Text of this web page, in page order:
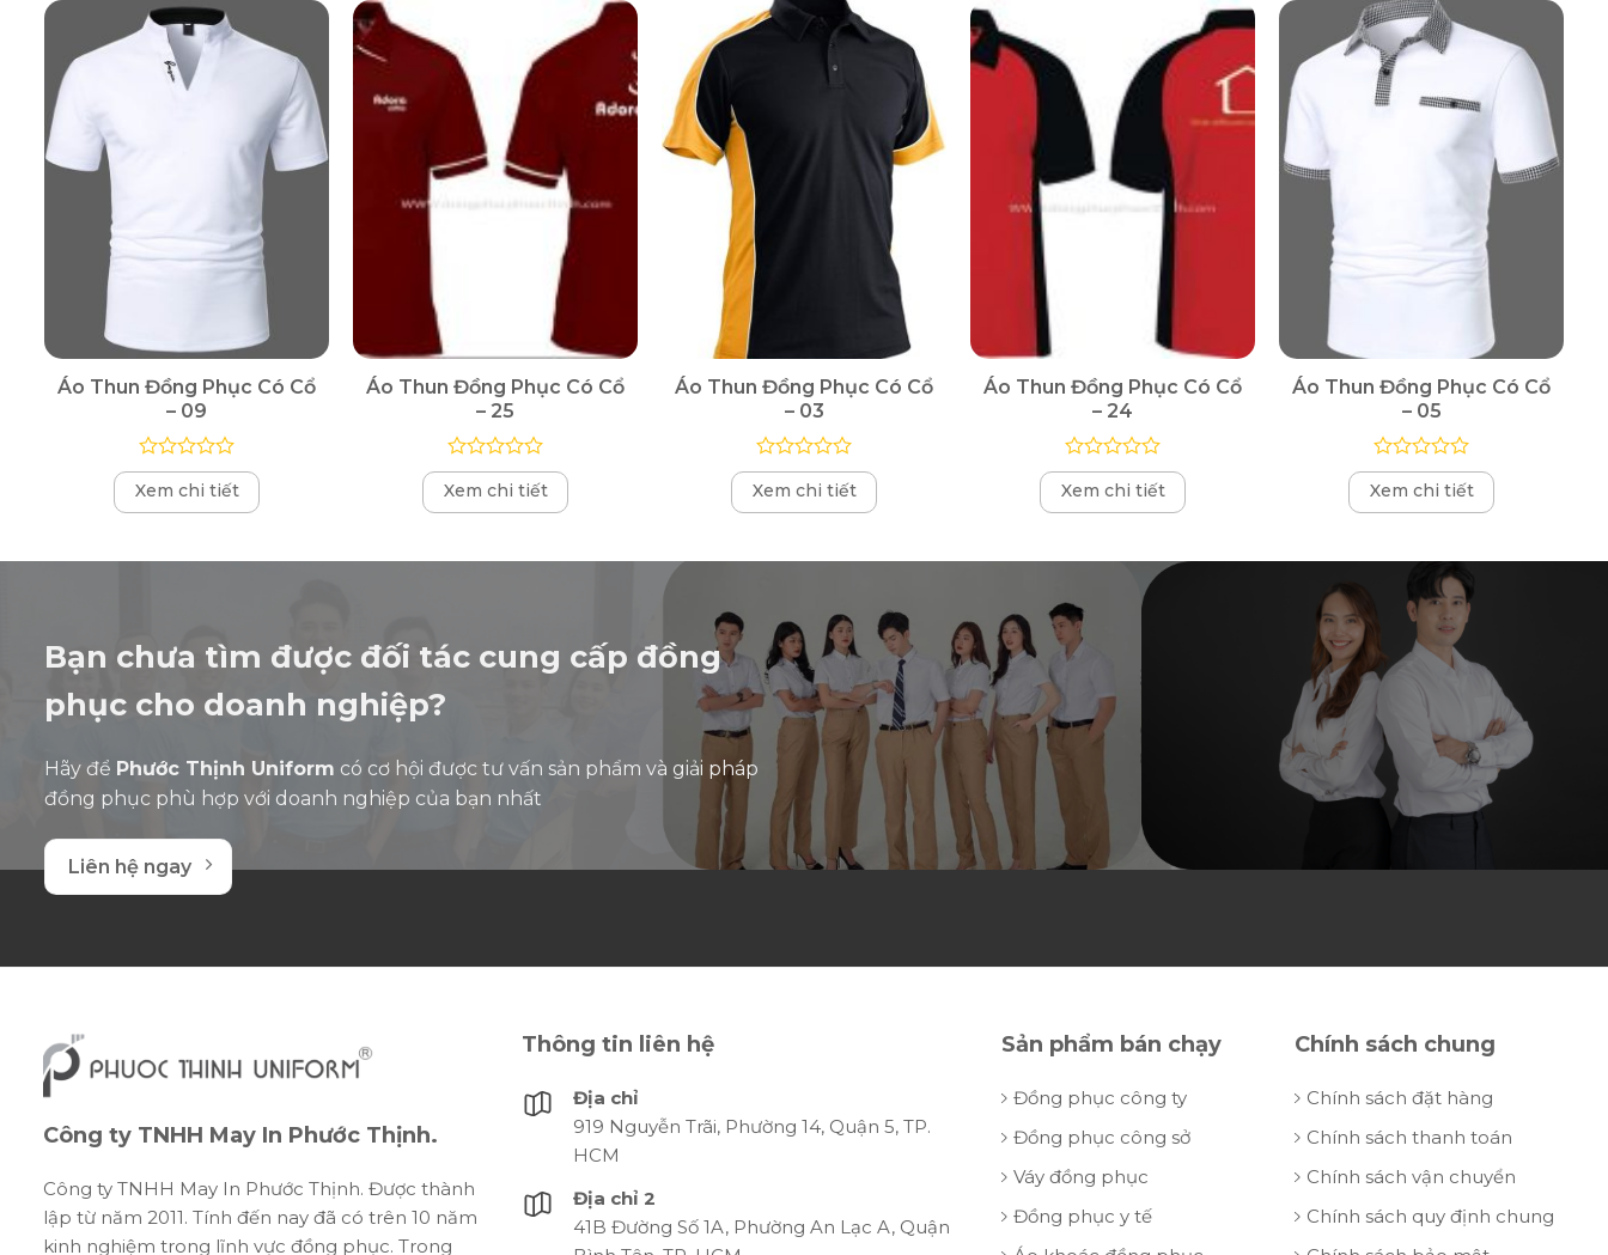
Áo Thun Đồng Phục Có Cổ
– 09
Được
xếp
hạng
Xem chi tiết
Áo Thun Đồng Phục Có Cổ
– 25
Được
xếp
hạng
Xem chi tiết
Áo Thun Đồng Phục Có Cổ
– 03
Được
xếp
hạng
Xem chi tiết
Áo Thun Đồng Phục Có Cổ
– 24
Được
xếp
hạng
Xem chi tiết
Áo Thun Đồng Phục Có Cổ
– 05
Được
xếp
hạng
Xem chi tiết
Bạn chưa tìm được đối tác cung cấp đồng
phục cho doanh nghiệp?
Hãy để Phước Thịnh Uniform có cơ hội được tư vấn sản phẩm và giải pháp
đồng phục phù hợp với doanh nghiệp của bạn nhất
Liên hệ ngay
Công ty TNHH May In Phước Thịnh.
Công ty TNHH May In Phước Thịnh. Được thành
lập từ năm 2011. Tính đến nay đã có trên 10 năm
kinh nghiệm trong lĩnh vực đồng phục. Trong
Thông tin liên hệ
Địa chỉ
919 Nguyễn Trãi, Phường 14, Quận 5, TP.
HCM
Địa chỉ 2
41B Đường Số 1A, Phường An Lạc A, Quận
Sản phẩm bán chạy
Đồng phục công ty
Đồng phục công sở
Váy đồng phục
Đồng phục y tế
Chính sách chung
Chính sách đặt hàng
Chính sách thanh toán
Chính sách vận chuyển
Chính sách quy định chung